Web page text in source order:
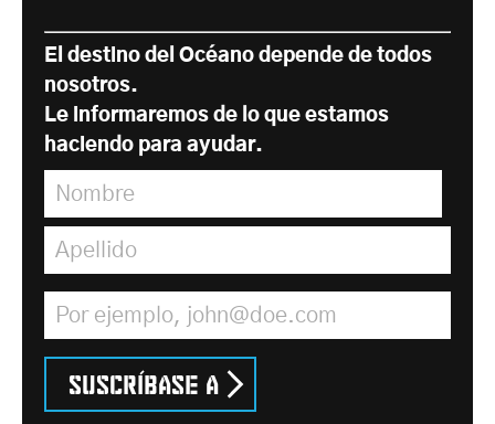
El destino del Océano depende de todos
nosotros.
Le informaremos de lo que estamos
haciendo para ayudar.
Nombre
Apellido
Dirección de correo electrónico
Suscríbase a